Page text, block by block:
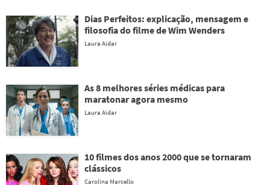
Dias Perfeitos: explicação, mensagem e
filosofia do filme de Wim Wenders
Laura Aidar
As 8 melhores séries médicas para
maratonar agora mesmo
Laura Aidar
10 filmes dos anos 2000 que se tornaram
clássicos
Carolina Marcello